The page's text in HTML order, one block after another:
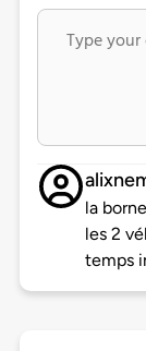
la
les 2
temps